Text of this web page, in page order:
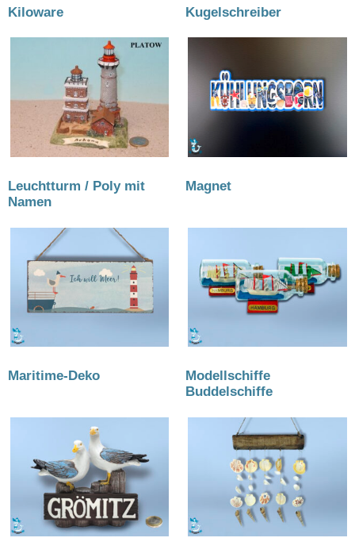
Kiloware Kugelschreiber
Leuchtturm / Poly mit
Namen
Magnet
Maritime-Deko
Modellschiffe
Buddelschiffe